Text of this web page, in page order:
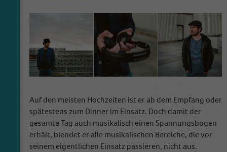
Auf den meisten Hochzeiten ist er ab dem Empfang oder
spätestens zum Dinner im Einsatz. Doch damit der
gesamte Tag auch musikalisch einen Spannungsbogen
erhält, blendet er alle musikalischen Bereiche, die vor
seinem eigentlichen Einsatz passieren, nicht aus.